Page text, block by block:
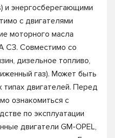
и энергосберегающими
с двигателями
моторного масла
C3. Совместимо со
дизельное топливо,
газ). Может быть
двигателей. Перед
ознакомиться с
по эксплуатации
двигатели GM-OPEL,